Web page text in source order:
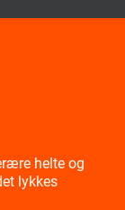
helte og
lykkes